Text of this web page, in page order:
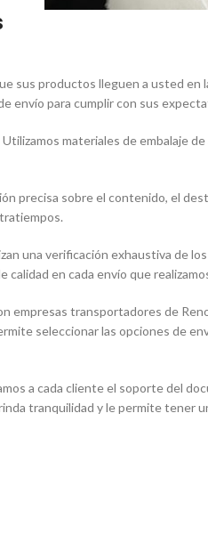
sus productos lleguen a usted
envío para cumplir con sus
materiales de embalaje
precisa sobre el contenido, el
una verificación exhaustiva de
en cada envío que
empresas transportadores de
seleccionar las opciones de
a cada cliente el soporte del
tranquilidad y le permite tener